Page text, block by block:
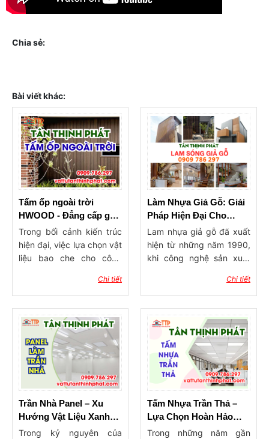
Chia sẻ:
Bài viết khác:
Tấm ốp ngoài trời
HWOOD - Đẳng cấp gỗ
nhựa kiến trúc cho
không gian sống hiện
đại.
Trong bối cảnh kiến trúc
hiện đại, việc lựa chọn vật
liệu bao che cho công
bài toán thẩm mỹ mà còn
là cuộc đua về độ bền
trước sự khắc nghiệt của
thời tiết. Tấm ốp ngoài trời
HWOOD (Gỗ nhựa WPC -
Wood Plastic Composite)
đã nổi lên như một "vị cứu
tinh" cho các kiến trúc sư
và gia chủ, thay thế hoàn
hảo cho gỗ tự nhiên vốn
dễ mục nát và đá tự nhiên
nặng nề, chi phí cao. Bài
Chi tiết
Làm Nhựa Giả Gỗ: Giải
Pháp Hiện Đại Cho
Không Gian Sống Bền
Vững
Lam nhựa giả gỗ đã xuất
hiện từ những năm 1990,
khi công nghệ sản xuất
dụng vật liệu thân thiện
với môi trường bắt đầu
phát triển. Ban đầu, sản
phẩm này chủ yếu được
ưa chuộng trong xây
dựng công trình thương
mại, nhưng với sự gia
tăng nhận thức về bảo vệ
môi trường và nhu cầu cải
thiện không gian sống,
lam nhựa giả gỗ đã nhanh
chóng được áp dụng rộng
Chi tiết
Trần Nhà Panel – Xu
Hướng Vật Liệu Xanh
Thống Lĩnh Ngành Xây
Trong kỷ nguyên của
Tấm Nhựa Trần Thả –
Lựa Chọn Hoàn Hảo
Cho Không Gian Hiện
Trong những năm gần